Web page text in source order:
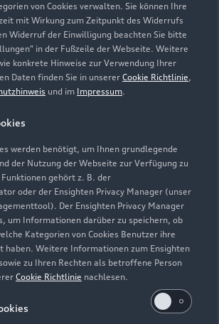
von Cookies verwalten. Sie können Ihre
mit Wirkung zum Zeitpunkt des Widerrufs
Widerruf der Einwilligung beachten Sie bitte
in der Fußzeile der Webseite. Weitere
konkrete Hinweise zur Verwendung Ihrer
Daten finden Sie in unserer Cookie Richtlinie,
und im Impressum.
werden benötigt, um Ihnen grundlegende
der Nutzung der Webseite zur Verfügung zu
gehört z. B. der
oder der Ensighten Privacy Manager (unser
Der Ensighten Privacy Manager
um Informationen darüber zu speichern, ob
Kategorien von Cookies Benutzer ihre
haben. Weitere Informationen zum Ensighten
zu Ihren Rechten als betroffene Person
Cookie Richtlinie nachlesen.
Zurück nach oben